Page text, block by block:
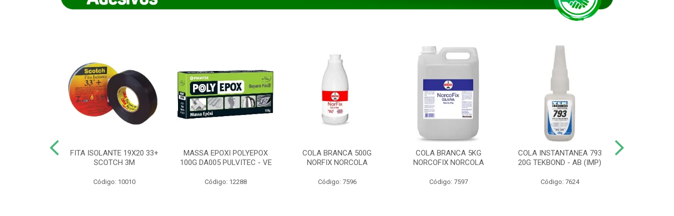
FITA ISOLANTE 19X20 33+
SCOTCH 3M
Código: 10010
MASSA EPOXI POLYEPOX
100G DA005 PULVITEC - VE
Código: 12288
COLA BRANCA 500G
NORFIX NORCOLA
Código: 7596
COLA BRANCA 5KG
NORCOFIX NORCOLA
Código: 7597
COLA INSTANTANEA 793
20G TEKBOND - AB (IMP)
Código: 7624